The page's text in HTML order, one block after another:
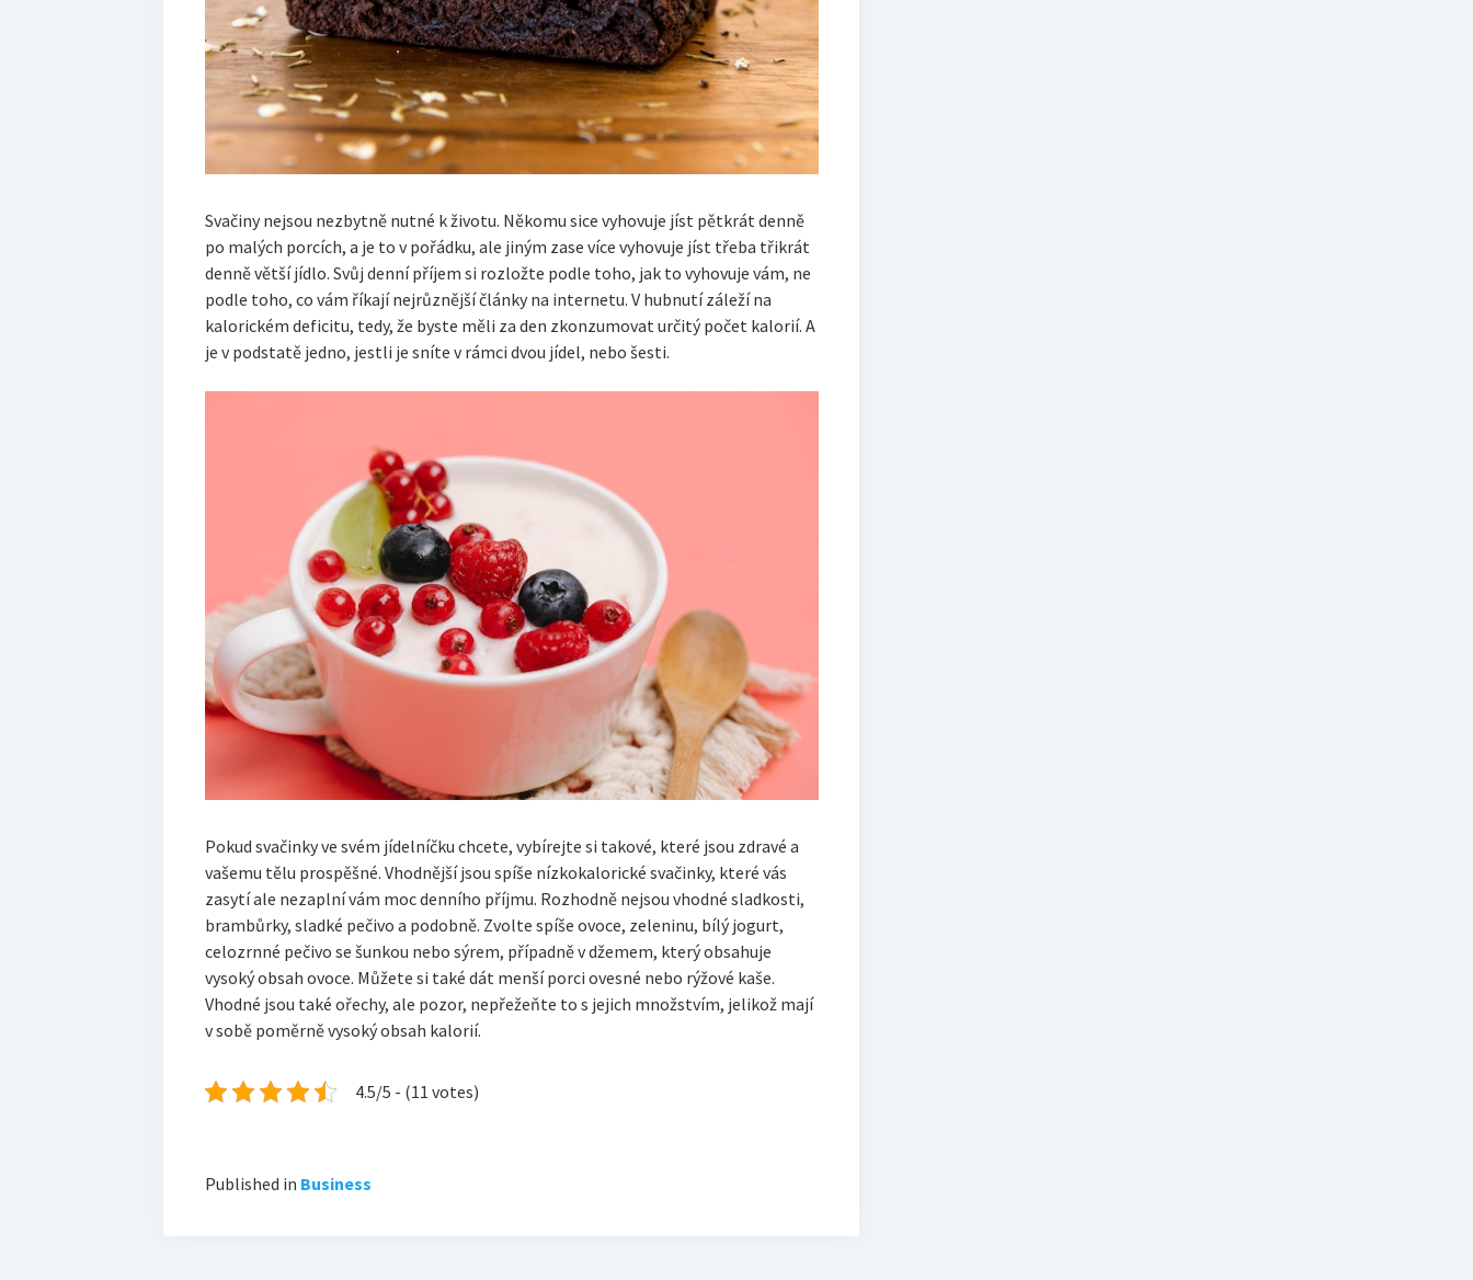
Svačiny nejsou nezbytně nutné k životu. Někomu sice vyhovuje jíst pětkrát denně
po malých porcích, a je to v pořádku, ale jiným zase více vyhovuje jíst třeba třikrát
denně větší jídlo. Svůj denní příjem si rozložte podle toho, jak to vyhovuje vám, ne
podle toho, co vám říkají nejrůznější články na internetu. V hubnutí záleží na
kalorickém deficitu, tedy, že byste měli za den zkonzumovat určitý počet kalorií. A
je v podstatě jedno, jestli je sníte v rámci dvou jídel, nebo šesti.
Pokud svačinky ve svém jídelníčku chcete, vybírejte si takové, které jsou zdravé a
vašemu tělu prospěšné. Vhodnější jsou spíše nízkokalorické svačinky, které vás
zasytí ale nezaplní vám moc denního příjmu. Rozhodně nejsou vhodné sladkosti,
brambůrky, sladké pečivo a podobně. Zvolte spíše ovoce, zeleninu, bílý jogurt,
celozrnné pečivo se šunkou nebo sýrem, případně v džemem, který obsahuje
vysoký obsah ovoce. Můžete si také dát menší porci ovesné nebo rýžové kaše.
Vhodné jsou také ořechy, ale pozor, nepřežeňte to s jejich množstvím, jelikož mají
v sobě poměrně vysoký obsah kalorií.
4.5/5 - (11 votes)
Published in Business